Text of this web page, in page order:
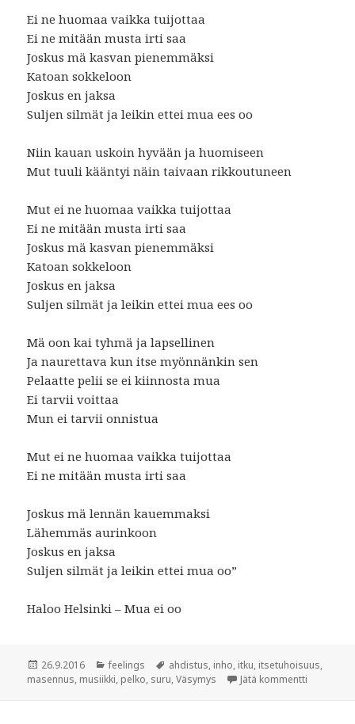
Ei ne huomaa vaikka tuijottaa
Ei ne mitään musta irti saa
Joskus mä kasvan pienemmäksi
Katoan sokkeloon
Joskus en jaksa
Suljen silmät ja leikin ettei mua ees oo
Niin kauan uskoin hyvään ja huomiseen
Mut tuuli kääntyi näin taivaan rikkoutuneen
Mut ei ne huomaa vaikka tuijottaa
Ei ne mitään musta irti saa
Joskus mä kasvan pienemmäksi
Katoan sokkeloon
Joskus en jaksa
Suljen silmät ja leikin ettei mua ees oo
Mä oon kai tyhmä ja lapsellinen
Ja naurettava kun itse myönnänkin sen
Pelaatte pelii se ei kiinnosta mua
Ei tarvii voittaa
Mun ei tarvii onnistua
Mut ei ne huomaa vaikka tuijottaa
Ei ne mitään musta irti saa
Joskus mä lennän kauemmaksi
Lähemmäs aurinkoon
Joskus en jaksa
Suljen silmät ja leikin ettei mua oo”
Haloo Helsinki – Mua ei oo
Julkaistu
26.9.2016 Kategoriat
feelings Avainsanat
ahdistus, inho, itku, itsetuhoisuus,
masennus, musiikki, pelko, suru,Väsymys Jätä kommentti